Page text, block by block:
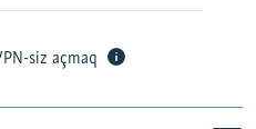
siz açmaq